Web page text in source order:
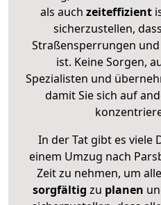
als auch zeiteffizient
sicherzustellen,
Straßensperrungen
ist. Keine Sorgen,
Spezialisten und
damit Sie sich auf
In der Tat gibt es viele
einem Umzug nach
Zeit zu nehmen, um
sorgfältig zu planen